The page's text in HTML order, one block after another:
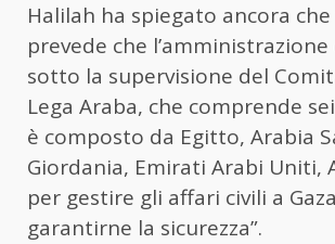
Halilah ha spiegato ancora
prevede che l’amministrazione
sotto la supervisione del
Lega Araba, che comprende
è composto da Egitto, Arabia
Giordania, Emirati Arabi Uniti,
per gestire gli affari civili a
garantirne la sicurezza”.